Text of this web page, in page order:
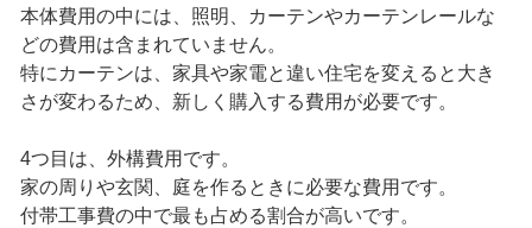
本体費用の中には、照明、カーテンやカーテンレールな
どの費用は含まれていません。
特にカーテンは、家具や家電と違い住宅を変えると大き
さが変わるため、新しく購入する費用が必要です。
4つ目は、外構費用です。
家の周りや玄関、庭を作るときに必要な費用です。
付帯工事費の中で最も占める割合が高いです。